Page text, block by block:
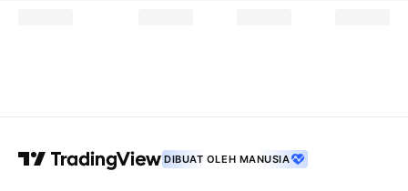
DIBUAT OLEH MANUSIA